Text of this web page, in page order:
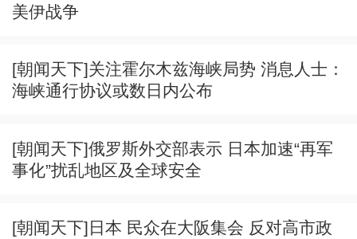
美伊战争
[朝闻天下]关注霍尔木兹海峡局势 消息人士：
海峡通行协议或数日内公布
[朝闻天下]俄罗斯外交部表示 日本加速“再军
事化”扰乱地区及全球安全
[朝闻天下]日本 民众在大阪集会 反对高市政